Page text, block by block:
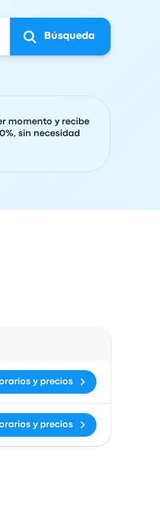
Búsqueda
momento y recibe
sin necesidad
y precios
y precios